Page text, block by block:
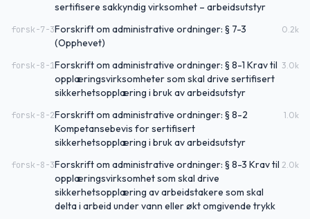
sertifisere sakkyndig virksomhet – arbeidsutstyr
forsk-7-3Forskrift om administrative ordninger: § 7-3
(Opphevet)
0.2k
forsk-8-1Forskrift om administrative ordninger: § 8-1 Krav til
opplæringsvirksomheter som skal drive sertifisert
sikkerhetsopplæring i bruk av arbeidsutstyr
3.0k
forsk-8-2Forskrift om administrative ordninger: § 8-2
Kompetansebevis for sertifisert
sikkerhetsopplæring i bruk av arbeidsutstyr
1.0k
forsk-8-3Forskrift om administrative ordninger: § 8-3 Krav til
opplæringsvirksomhet som skal drive
sikkerhetsopplæring av arbeidstakere som skal
delta i arbeid under vann eller økt omgivende trykk
2.0k